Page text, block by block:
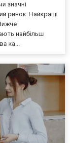
значні
ринок. Найкращі
найбільш
ка...